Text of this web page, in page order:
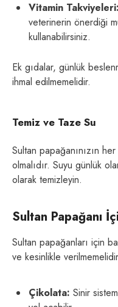
Vitamin Takviyeleri:
veterinerin önerdiği
kullanabilirsiniz.
Ek gıdalar, günlük
ihmal edilmemelidir.
Temiz ve Taze Su
Sultan papağanınızın
olmalıdır. Suyu günlük
olarak temizleyin.
Sultan Papağanı
Sultan papağanları için
ve kesinlikle
Çikolata: Sinir